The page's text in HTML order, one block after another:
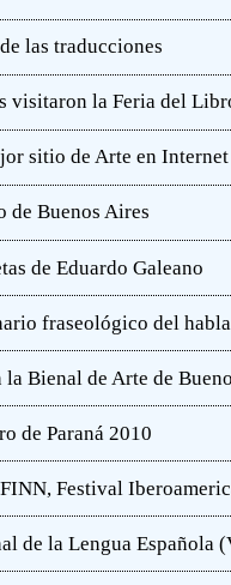
las traducciones
visitaron la Feria del
sitio de Arte en Internet
de Buenos Aires
de Eduardo Galeano
fraseológico del
Bienal de Arte de
de Paraná 2010
Festival
de la Lengua Española